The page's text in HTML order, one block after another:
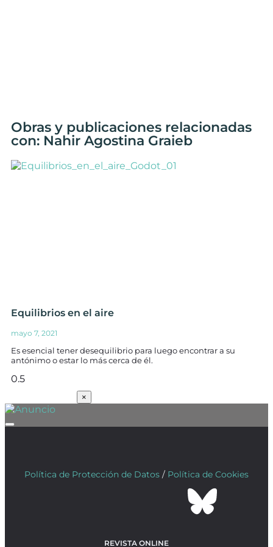
Obras y publicaciones relacionadas
con: Nahir Agostina Graieb
Equilibrios en el aire
mayo 7, 2021
Es esencial tener desequilibrio para luego encontrar a su
antónimo o estar lo más cerca de él.
×
Política de Protección de Datos / Política de Cookies
REVISTA ONLINE